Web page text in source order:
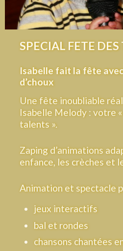
SPECIAL FETE
Isabelle fait la fête
d’choux
Une fête inoubliable
Isabelle Melody : votre
talents ».
Zaping d’animations
enfance, les crèches et
Animation et spectacle
jeux interactifs
bal et rondes
chansons chantées